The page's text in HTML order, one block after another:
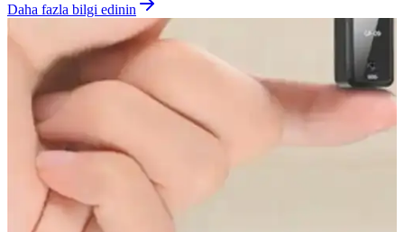
Daha fazla bilgi edinin